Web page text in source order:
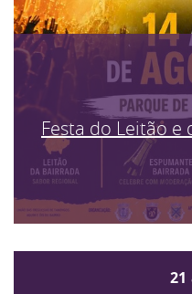
Festa do Leitão e
21